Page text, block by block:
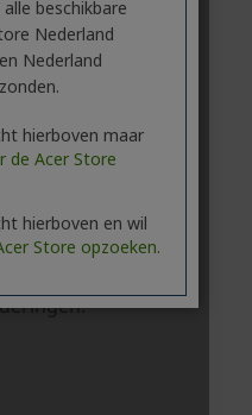
beschikbare
Nederland
Nederland
hierboven maar
de Acer Store
hierboven en wil
Store opzoeken.